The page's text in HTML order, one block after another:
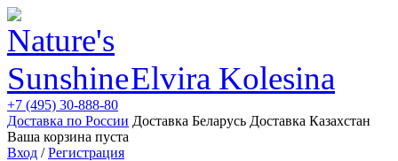
Elvira Kolesina
+7 (495) 30-888-80
Доставка по России Доставка Беларусь Доставка Казахстан
Ваша корзина пуста
Вход /Регистрация